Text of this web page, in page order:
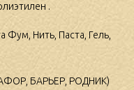
.
Фум, Нить, Паста, Гель,
БАРЬЕР, РОДНИК)